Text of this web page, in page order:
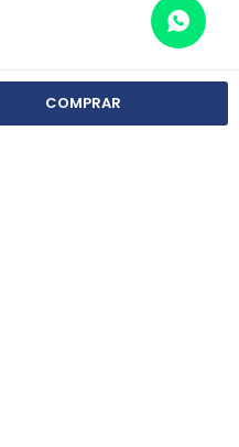
COMPRAR